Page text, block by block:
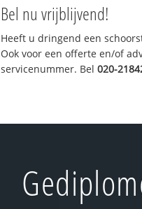
Bel nu vrijblijvend!
Heeft u dringend een
Ook voor een offerte en/of
servicenummer. Bel020-